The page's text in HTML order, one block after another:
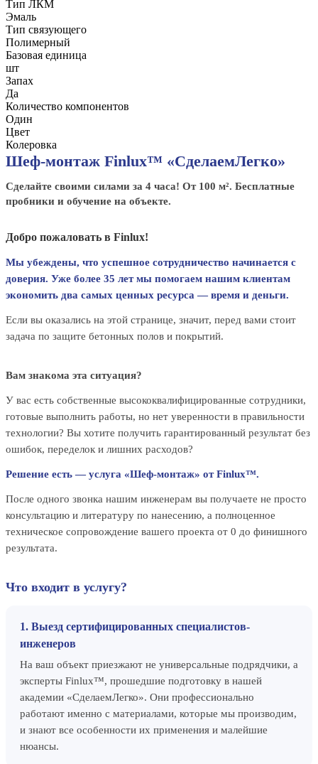
Тип ЛКМ
Эмаль
Тип связующего
Полимерный
Базовая единица
шт
Запах
Да
Количество компонентов
Один
Цвет
Колеровка
Шеф-монтаж Finlux™ «СделаемЛегко»
Сделайте своими силами за 4 часа! От 100 м². Бесплатные
пробники и обучение на объекте.
Добро пожаловать в Finlux!
Мы убеждены, что успешное сотрудничество начинается с
доверия. Уже более 35 лет мы помогаем нашим клиентам
экономить два самых ценных ресурса — время и деньги.
Если вы оказались на этой странице, значит, перед вами стоит
задача по защите бетонных полов и покрытий.
Вам знакома эта ситуация?
У вас есть собственные высококвалифицированные сотрудники,
готовые выполнить работы, но нет уверенности в правильности
технологии? Вы хотите получить гарантированный результат без
ошибок, переделок и лишних расходов?
Решение есть — услуга «Шеф-монтаж» от Finlux™.
После одного звонка нашим инженерам вы получаете не просто
консультацию и литературу по нанесению, а полноценное
техническое сопровождение вашего проекта от 0 до финишного
результата.
Что входит в услугу?
1. Выезд сертифицированных специалистов-
инженеров
На ваш объект приезжают не универсальные подрядчики, а
эксперты Finlux™, прошедшие подготовку в нашей
академии «СделаемЛегко». Они профессионально
работают именно с материалами, которые мы производим,
и знают все особенности их применения и малейшие
нюансы.